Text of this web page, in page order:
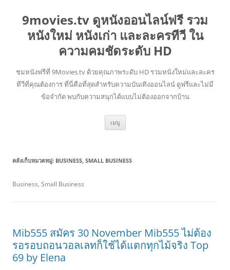
9movies.tv ดูหนังออนไลน์ฟรี รวม
หนังใหม่ หนังเก่า และละครทีวี ใน
ความคมชัดระดับ HD
ชมหนังฟรีที่ 9Movies.tv ด้วยคุณภาพระดับ HD รวมหนังใหม่และละคร
ทีวีที่คุณต้องการ ที่นี่คือที่สุดสำหรับความบันเทิงออนไลน์ ดูฟรีและไม่มี
ข้อจำกัด พบกับความสนุกได้แบบไม่ต้องออกจากบ้าน
เมนู ข้าม
ยัง
คลังเก็บหมวดหมู่: BUSINESS, SMALL BUSINESS
Business, Small Business
Mib555 สมัคร 30 November Mib555 ไม่ต้อง
รอรอบถอนวอลเลทก็ใช้ได้แตกทุกไม้จริง Top
69 by Elena